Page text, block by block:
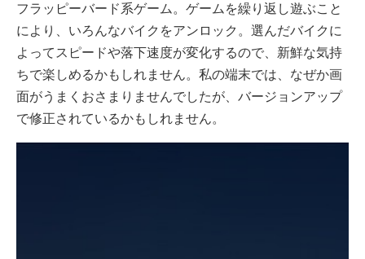
フラッピーバード系ゲーム。ゲームを繰り返し遊ぶこと
により、いろんなバイクをアンロック。選んだバイクに
よってスピードや落下速度が変化するので、新鮮な気持
ちで楽しめるかもしれません。私の端末では、なぜか画
面がうまくおさまりませんでしたが、バージョンアップ
で修正されているかもしれません。